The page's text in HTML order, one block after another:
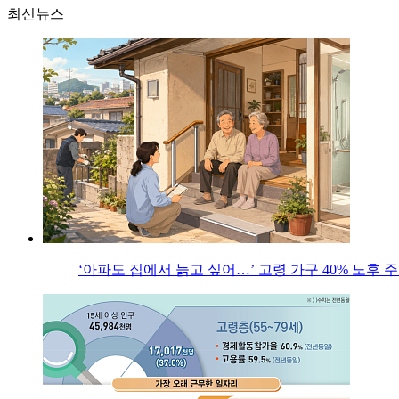
최신뉴스
‘아파도 집에서 늙고 싶어…’ 고령 가구 40% 노후